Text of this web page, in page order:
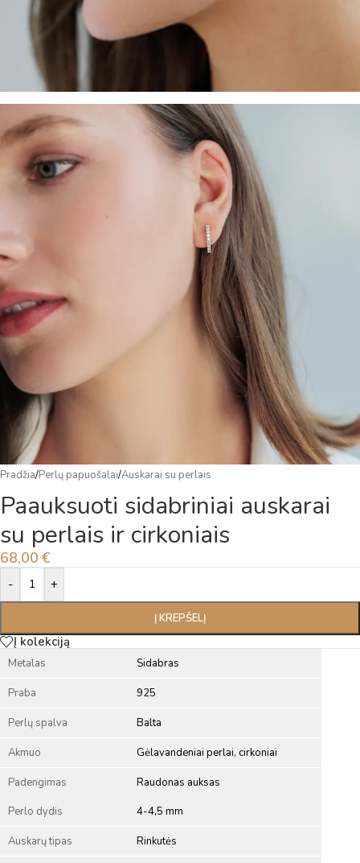
Pradžia/Perlų papuošalai/Auskarai su perlais
Paauksuoti sidabriniai auskarai
su perlais ir cirkoniais
68,00 €
- +
Į KREPŠELĮ
Alternative:
Į kolekciją
Metalas Sidabras
Praba 925
Perlų spalva Balta
Akmuo Gėlavandeniai perlai, cirkoniai
Padengimas
Raudonas auksas
Perlo dydis
4-4,5 mm
Auskarų tipas Rinkutės